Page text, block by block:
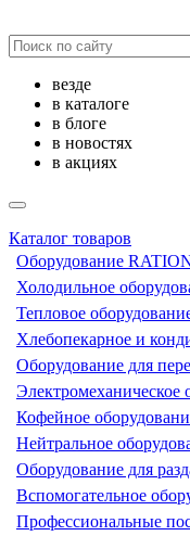
везде
в каталоге
в блоге
в новостях
в акциях
Каталог товаров
Оборудование
Холодильное
Тепловое
Хлебопекарное и
Оборудование для
Электромеханическое
Кофейное
Нейтральное
Оборудование для
Вспомогательное
Профессиональные